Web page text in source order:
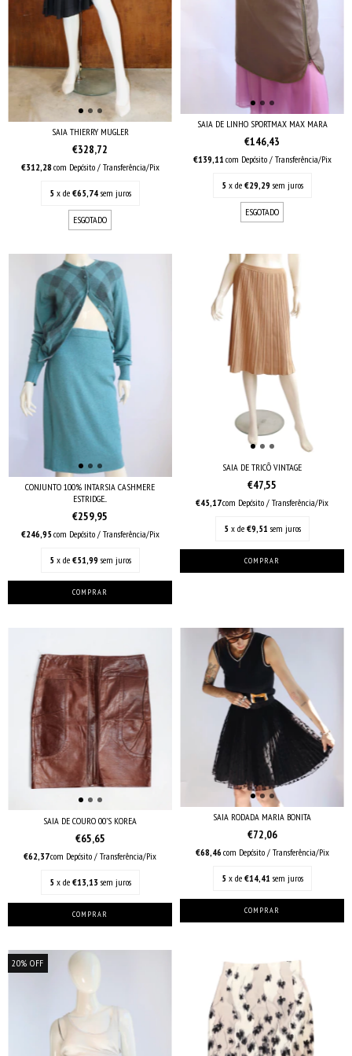
SAIA THIERRY MUGLER
€328,72
€312,28 com Depósito / Transferência/Pix
5 x de €65,74 sem juros
ESGOTADO
SAIA DE LINHO SPORTMAX MAX MARA
€146,43
€139,11 com Depósito / Transferência/Pix
5 x de €29,29 sem juros
ESGOTADO
CONJUNTO 100% INTARSIA CASHMERE
ESTRIDGE...
€259,95
€246,95com Depósito / Transferência/Pix
5 x de €51,99 sem juros
SAIA DE TRICÔ VINTAGE
€47,55
€45,17com Depósito / Transferência/Pix
5 x de €9,51 sem juros
SAIA DE COURO 00’S KOREA
€65,65
€62,37com Depósito / Transferência/Pix
5 x de €13,13 sem juros
SAIA RODADA MARIA BONITA
€72,06
€68,46com Depósito / Transferência/Pix
5 x de €14,41 sem juros
20% OFF